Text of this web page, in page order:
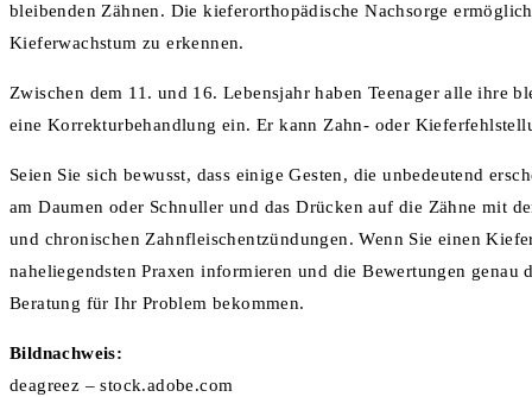
bleibenden Zähnen. Die kieferorthopädische Nachsorge
Kieferwachstum zu erkennen.
Zwischen dem 11. und 16. Lebensjahr haben Teenager alle ihre
eine Korrekturbehandlung ein. Er kann Zahn- oder
Seien Sie sich bewusst, dass einige Gesten, die unbedeutend
am Daumen oder Schnuller und das Drücken auf die Zähne mit
und chronischen Zahnfleischentzündungen. Wenn Sie einen
naheliegendsten Praxen informieren und die Bewertungen genau
Beratung für Ihr Problem bekommen.
Bildnachweis:
deagreez – stock.adobe.com